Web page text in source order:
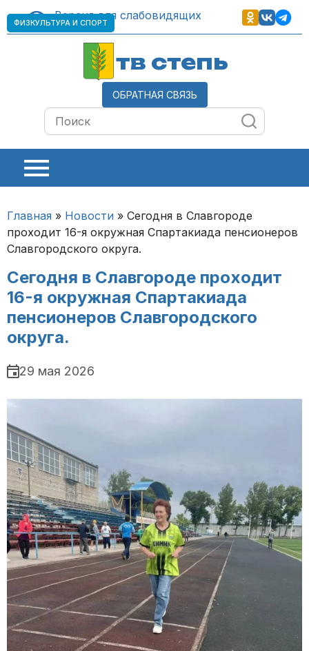
Версия для слабовидящих
тв степь
ОБРАТНАЯ СВЯЗЬ
Главная » Новости » Сегодня в Славгороде
проходит 16-я окружная Спартакиада пенсионеров
Славгородского округа.
Сегодня в Славгороде проходит
16-я окружная Спартакиада
пенсионеров Славгородского
округа.
ФИЗКУЛЬТУРА И СПОРТ
29 мая 2026